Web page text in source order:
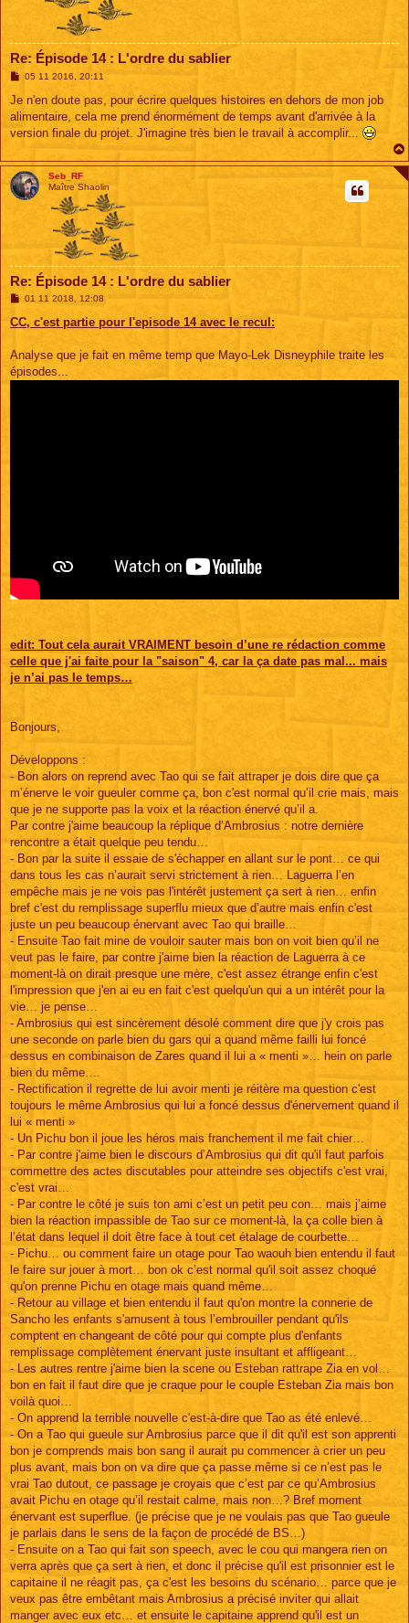
Re: Épisode 14 : L'ordre du sablier
M
s
a
g
05 11 2016, 20:11
Je n'en doute pas, pour écrire quelques histoires en dehors de mon job
alimentaire, cela me prend énormément de temps avant d'arrivée à la
version finale du projet. J'imagine très bien le travail à accomplir...
Seb_RF
Maître Shaolin
Re: Épisode 14 : L'ordre du sablier
M
s
s
g
01 11 2018, 12:08
CC, c'est partie pour l'episode 14 avec le recul:
Analyse que je fait en même temp que Mayo-Lek Disneyphile traite les
épisodes...
edit: Tout cela aurait VRAIMENT besoin d’une re rédaction comme
celle que j'ai faite pour la "saison" 4, car la ça date pas mal... mais
je n’ai pas le temps…
Bonjours,
Développons :
- Bon alors on reprend avec Tao qui se fait attraper je dois dire que ça
m’énerve le voir gueuler comme ça, bon c'est normal qu’il crie mais, mais
que je ne supporte pas la voix et la réaction énervé qu’il a.
Par contre j'aime beaucoup la réplique d’Ambrosius : notre dernière
rencontre a était quelque peu tendu…
- Bon par la suite il essaie de s'échapper en allant sur le pont… ce qui
dans tous les cas n’aurait servi strictement à rien… Laguerra l’en
empêche mais je ne vois pas l'intérêt justement ça sert à rien… enfin
bref c'est du remplissage superflu mieux que d’autre mais enfin c'est
juste un peu beaucoup énervant avec Tao qui braille…
- Ensuite Tao fait mine de vouloir sauter mais bon on voit bien qu’il ne
veut pas le faire, par contre j'aime bien la réaction de Laguerra à ce
moment-là on dirait presque une mère, c'est assez étrange enfin c'est
l'impression que j'en ai eu en fait c'est quelqu'un qui a un intérêt pour la
vie… je pense…
- Ambrosius qui est sincèrement désolé comment dire que j'y crois pas
une seconde on parle bien du gars qui a quand même failli lui foncé
dessus en combinaison de Zares quand il lui a « menti »… hein on parle
bien du même….
- Rectification il regrette de lui avoir menti je réitère ma question c'est
toujours le même Ambrosius qui lui a foncé dessus d'énervement quand il
lui « menti »
- Un Pichu bon il joue les héros mais franchement il me fait chier…
- Par contre j'aime bien le discours d’Ambrosius qui dit qu'il faut parfois
commettre des actes discutables pour atteindre ses objectifs c'est vrai,
c'est vrai…
- Par contre le côté je suis ton ami c’est un petit peu con… mais j’aime
bien la réaction impassible de Tao sur ce moment-là, la ça colle bien à
l’état dans lequel il doit être face à tout cet étalage de courbette…
- Pichu… ou comment faire un otage pour Tao waouh bien entendu il faut
le faire sur jouer à mort… bon ok c’est normal qu'il soit assez choqué
qu'on prenne Pichu en otage mais quand même…
- Retour au village et bien entendu il faut qu'on montre la connerie de
Sancho les enfants s'amusent à tous l’embrouiller pendant qu'ils
comptent en changeant de côté pour qui compte plus d'enfants
remplissage complètement énervant juste insultant et affligeant…
- Les autres rentre j'aime bien la scene ou Esteban rattrape Zia en vol…
bon en fait il faut dire que je craque pour le couple Esteban Zia mais bon
voilà quoi…
- On apprend la terrible nouvelle c'est-à-dire que Tao as été enlevé…
- On a Tao qui gueule sur Ambrosius parce que il dit qu'il est son apprenti
bon je comprends mais bon sang il aurait pu commencer à crier un peu
plus avant, mais bon on va dire que ça passe même si ce n’est pas le
vrai Tao dutout, ce passage je croyais que c’est par ce qu’Ambrosius
avait Pichu en otage qu’il restait calme, mais non…? Bref moment
énervant est superflue. (je précise que je ne voulais pas que Tao gueule
je parlais dans le sens de la façon de procédé de BS…)
- Ensuite on a Tao qui fait son speech, avec le cou qui mangera rien on
verra après que ça sert à rien, et donc il précise qu'il est prisonnier est le
capitaine il ne réagit pas, ça c'est les besoins du scénario… parce que je
veux pas être embêtant mais Ambrosius a précisé inviter qui allait
manger avec eux etc… et ensuite le capitaine apprend qu'il est un